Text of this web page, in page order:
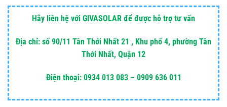
Hãy liên hệ với GIVASOLAR để được hỗ trợ tư vấn
Địa chỉ: số 90/11 Tân Thới Nhất 21 , Khu phố 4, phường Tân
Thới Nhất, Quận 12
Điện thoại: 0934 013 083 – 0909 636 011